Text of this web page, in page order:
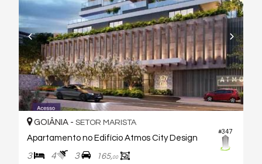
#347
GOIÂNIA - SETOR MARISTA
Apartamento no Edifício Atmos City Design
3 4 3 165,00